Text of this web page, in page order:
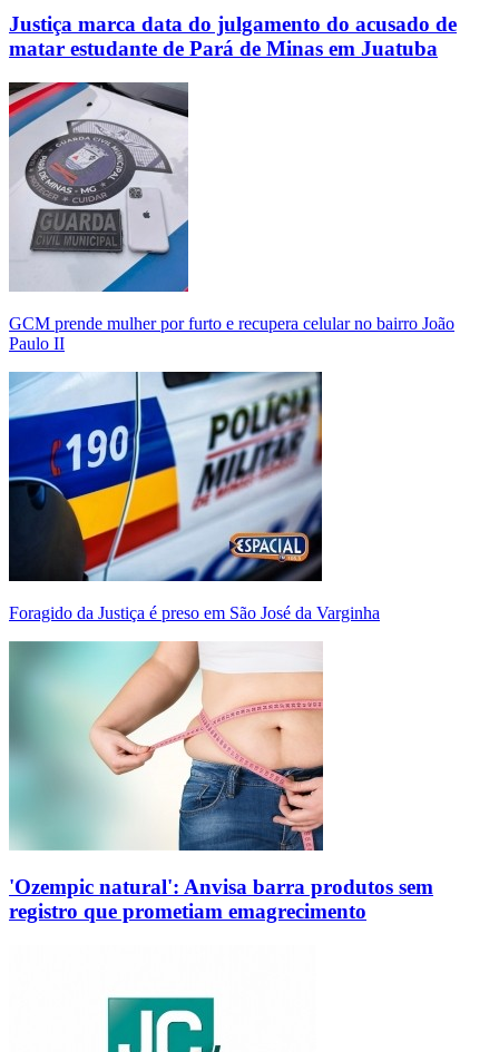
Justiça marca data do julgamento do acusado de
matar estudante de Pará de Minas em Juatuba
GCM prende mulher por furto e recupera celular no bairro João
Paulo II
Foragido da Justiça é preso em São José da Varginha
'Ozempic natural': Anvisa barra produtos sem
registro que prometiam emagrecimento